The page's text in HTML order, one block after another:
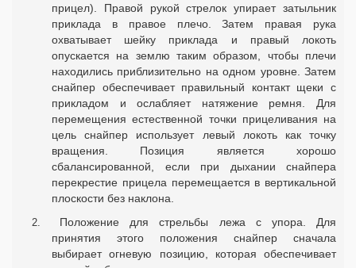
прицел). Правой рукой стрелок упирает затыльник
приклада в правое плечо. Затем правая рука
охватывает шейку приклада и правый локоть
опускается на землю таким образом, чтобы плечи
находились приблизительно на одном уровне. Затем
снайпер обеспечивает правильный контакт щеки с
прикладом и ослабляет натяжение ремня. Для
перемещения естественной точки прицеливания на
цель снайпер использует левый локоть как точку
вращения. Позиция является хорошо
сбалансированной, если при дыхании снайпера
перекрестие прицела перемещается в вертикальной
плоскости без наклона.
Положение для стрельбы лежа с упора. Для
принятия этого положения снайпер сначала
выбирает огневую позицию, которая обеспечивает